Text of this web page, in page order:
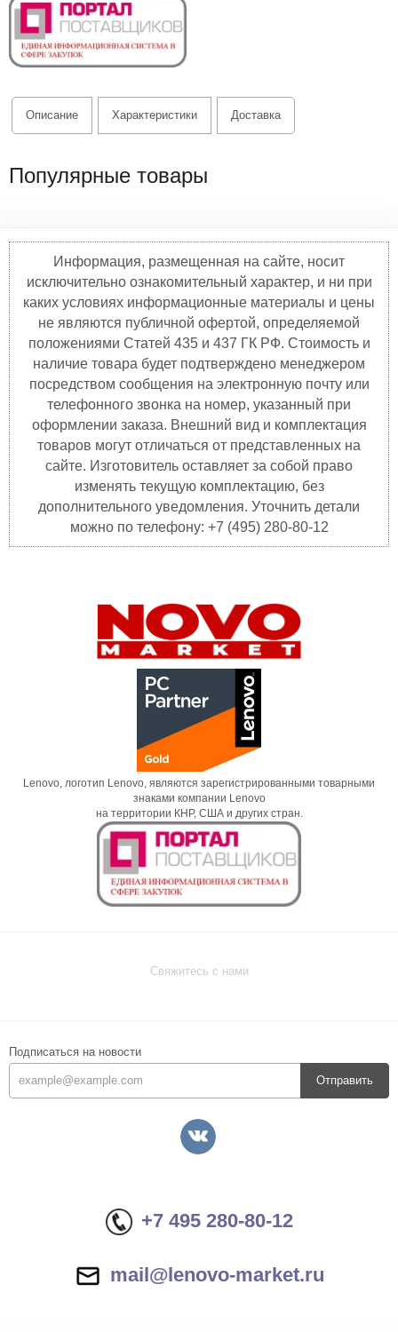
Описание Характеристики Доставка
Популярные товары
Информация, размещенная на сайте, носит
исключительно ознакомительный характер, и ни при
каких условиях информационные материалы и цены
не являются публичной офертой, определяемой
положениями Статей 435 и 437 ГК РФ. Стоимость и
наличие товара будет подтверждено менеджером
посредством сообщения на электронную почту или
телефонного звонка на номер, указанный при
оформлении заказа. Внешний вид и комплектация
товаров могут отличаться от представленных на
сайте. Изготовитель оставляет за собой право
изменять текущую комплектацию, без
дополнительного уведомления. Уточнить детали
можно по телефону: +7 (495) 280-80-12
Lenovo, логотип Lenovo, являются зарегистрированными товарными
знаками компании Lenovo
на территории КНР, США и других стран.
Свяжитесь с нами
Подписаться на новости
Отправить
+7 495 280-80-12
mail@lenovo-market.ru